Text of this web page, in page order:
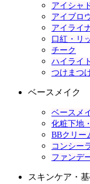
アイシャ
アイブロ
アイライ
口紅・リ
チーク
ハイライ
つけまつ
ベースメイク
ベースメ
化粧下地
BBクリー
コンシー
ファンデ
スキンケア・